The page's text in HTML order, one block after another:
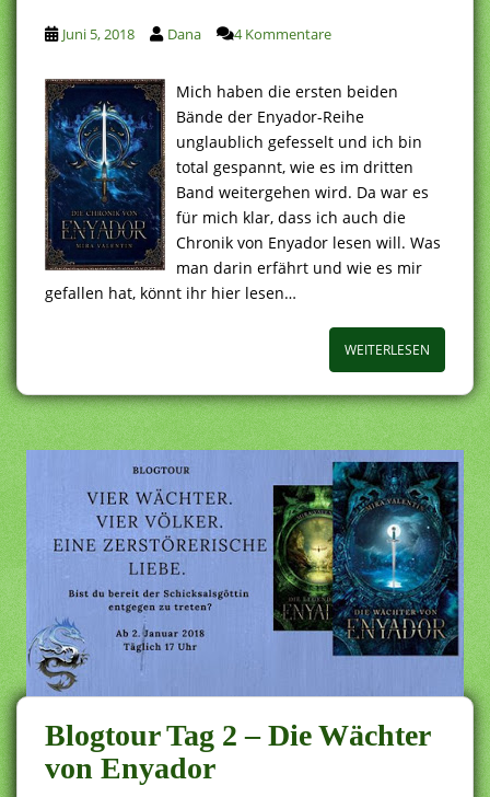
Juni 5, 2018 Dana 4 Kommentare
Mich haben die ersten beiden
Bände der Enyador-Reihe
unglaublich gefesselt und ich bin
total gespannt, wie es im dritten
Band weitergehen wird. Da war es
für mich klar, dass ich auch die
Chronik von Enyador lesen will. Was
man darin erfährt und wie es mir
gefallen hat, könnt ihr hier lesen…
WEITERLESEN
Blogtour Tag 2 – Die Wächter
von Enyador